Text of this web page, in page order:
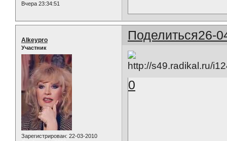
Вчера 23:34:51
Поделиться26-
Alkeypro
Участник
Зарегистрирован: 22-03-2010
0